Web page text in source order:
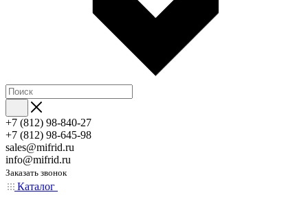
+7 (812) 98-840-27
+7 (812) 98-645-98
sales@mifrid.ru
info@mifrid.ru
Заказать звонок
Каталог